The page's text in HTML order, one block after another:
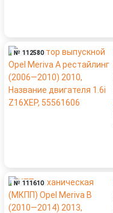
№ 112580
№ 111610